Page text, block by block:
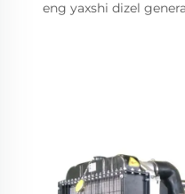
eng yaxshi dizel